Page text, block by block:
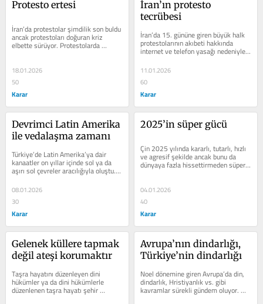
Protesto ertesi
İran’da protestolar şimdilik son buldu
ancak protestoları doğuran kriz
elbette sürüyor. Protestolarda
binlerce kişi hayatını kaybetti. Hem...
18.01.2026
50
Karar
İran’ın protesto
tecrübesi
İran’da 15. gününe giren büyük halk
protestolarının akıbeti hakkında
internet ve telefon yasağı nedeniyle
11.01.2026
60
Karar
Devrimci Latin Amerika
ile vedalaşma zamanı
Türkiye’de Latin Amerika’ya dair
kanaatler on yıllar içinde sol ya da
aşırı sol çevreler aracılığıyla oluştu.
Efsaneleştirilen Che...
08.01.2026
30
Karar
2025’in süper gücü
Çin 2025 yılında kararlı, tutarlı, hızlı
ve agresif şekilde ancak bunu da
dünyaya fazla hissettirmeden süper
bir güç haline geldi....
04.01.2026
40
Karar
Gelenek küllere tapmak
değil ateşi korumaktır
Taşra hayatını düzenleyen dini
hükümler ya da dini hükümlerle
düzenlenen taşra hayatı şehir
hayatında, hele globalleşen
Avrupa’nın dindarlığı,
Türkiye’nin dindarlığı
Noel dönemine giren Avrupa’da din,
dindarlık, Hristiyanlık vs. gibi
kavramlar sürekli gündem oluyor.
İnsanların dinle olan ilişkilerinde